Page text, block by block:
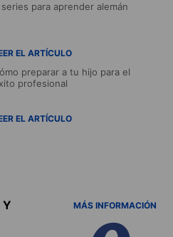
series para aprender alemán
EL ARTÍCULO
preparar a tu hijo para el
profesional
EL ARTÍCULO
Y
MÁS INFORMACIÓN